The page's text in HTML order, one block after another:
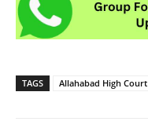
TAGS Allahabad High Court